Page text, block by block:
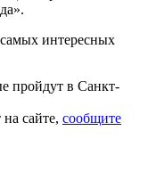
интересных
пройдут в Санкт-
сайте, сообщите